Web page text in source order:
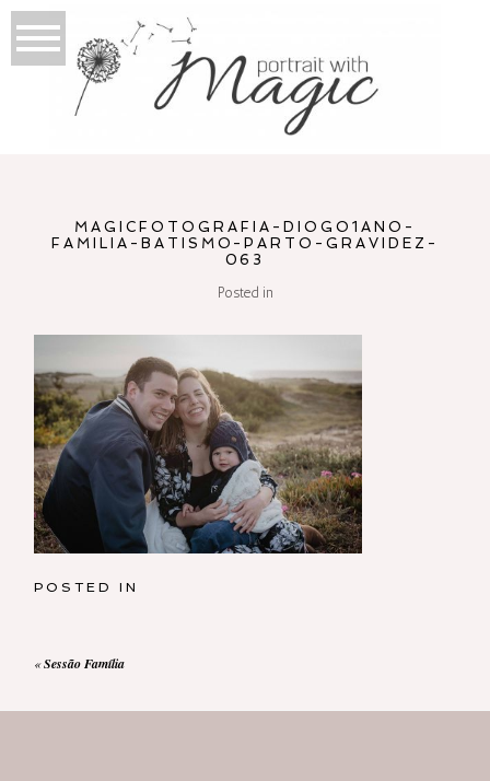
MAGICFOTOGRAFIA-DIOGO1ANO-
FAMILIA-BATISMO-PARTO-GRAVIDEZ-
063
Posted in
POSTED IN
«Sessão Família